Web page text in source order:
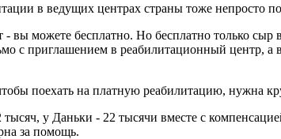
в ведущих центрах страны тоже непросто
вы можете бесплатно. Но бесплатно только сыр
с приглашением в реабилитационный центр, а
поехать на платную реабилитацию, нужна
у Даньки - 22 тысячи вместе с
за помощь.